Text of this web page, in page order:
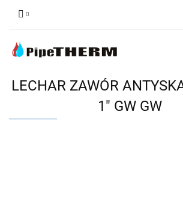
Dodaj
LECHAR ZAWÓR
1" GW GW